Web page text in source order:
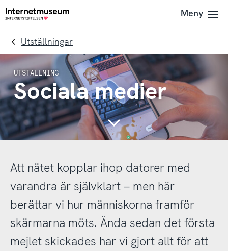
To
navigation
Till
innehållet
Till
Meny
Utställningar
Sociala medier
Continue
Att nätet kopplar ihop datorer med
varandra är självklart – men här
berättar vi hur människorna framför
skärmarna möts. Ända sedan det första
mejlet skickades har vi gjort allt för att